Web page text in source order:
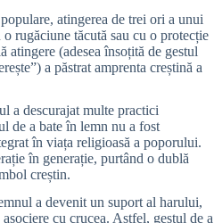
atingerea de trei ori a unui
rugăciune tăcută sau cu o protecție
atingere (adesea însoțită de gestul
a păstrat amprenta creștină a
a descurajat multe practici
de a bate în lemn nu a fost
în viața religioasă a poporului.
în generație, purtând o dublă
creștin.
a devenit un suport al harului,
cu crucea. Astfel, gestul de a